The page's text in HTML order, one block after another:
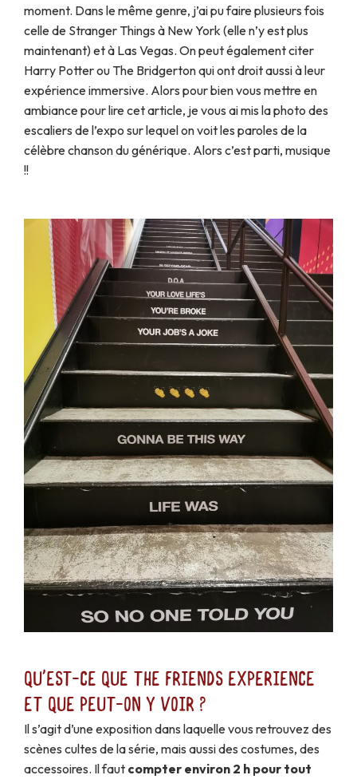
moment. Dans le même genre, j’ai pu faire plusieurs fois
celle de Stranger Things à New York (elle n’y est plus
maintenant) et à Las Vegas. On peut également citer
Harry Potter ou The Bridgerton qui ont droit aussi à leur
expérience immersive. Alors pour bien vous mettre en
ambiance pour lire cet article, je vous ai mis la photo des
escaliers de l’expo sur lequel on voit les paroles de la
célèbre chanson du générique. Alors c’est parti, musique
!!
Qu'est-ce que The Friends Experience
et que peut-on y voir ?
Il s’agit d’une exposition dans laquelle vous retrouvez des
scènes cultes de la série, mais aussi des costumes, des
accessoires. Il faut compter environ 2 h pour tout